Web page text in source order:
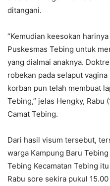
ditangani.
“Kemudian keesokan
Puskesmas Tebing untuk
yang dialmai anaknya.
robekan pada selaput
korban pun telah membuat
Tebing,” jelas Hengky, Rabu
Camat Tebing.
Dari hasil visum tersebut,
warga Kampung Baru
Tebing Kecamatan Tebing
Rabu sore sekira pukul 15.00